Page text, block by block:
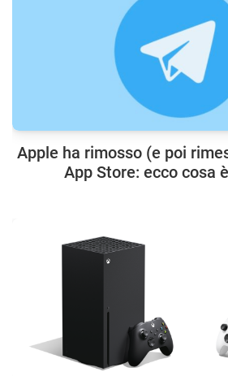
Apple ha rimosso (e poi
App Store: ecco cosa